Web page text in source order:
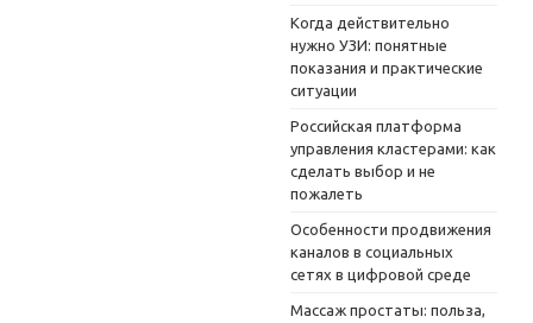
Когда действительно
нужно УЗИ: понятные
показания и практические
ситуации
Российская платформа
управления кластерами: как
сделать выбор и не
пожалеть
Особенности продвижения
каналов в социальных
сетях в цифровой среде
Массаж простаты: польза,